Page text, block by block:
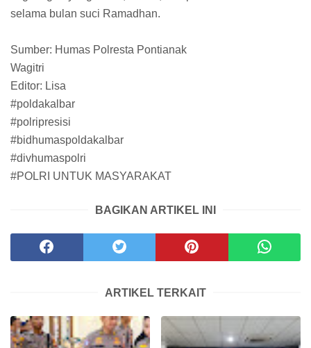
selama bulan suci Ramadhan.
Sumber: Humas Polresta Pontianak
Wagitri
Editor: Lisa
#poldakalbar
#polripresisi
#bidhumaspoldakalbar
#divhumaspolri
#POLRI UNTUK MASYARAKAT
BAGIKAN ARTIKEL INI
ARTIKEL TERKAIT